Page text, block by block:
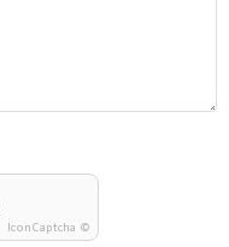
IconCaptcha ©